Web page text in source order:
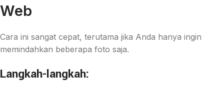
Web
Cara ini sangat cepat, terutama jika Anda hanya ingin
memindahkan beberapa foto saja.
Langkah-langkah: